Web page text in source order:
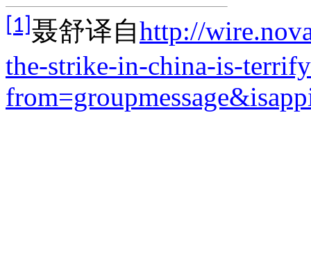
[1]聂舒译自http://
the-strike-in-china-is-